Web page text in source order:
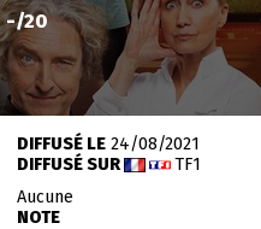
-/20
DIFFUSÉ LE24/08/2021
DIFFUSÉ SUR
TF1
Aucune
NOTE